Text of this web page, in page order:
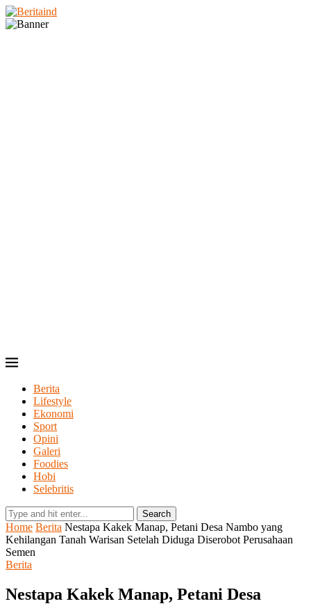
Berita
Lifestyle
Ekonomi
Sport
Opini
Galeri
Foodies
Hobi
Selebritis
Search
Home Berita Nestapa Kakek Manap, Petani Desa Nambo yang
Kehilangan Tanah Warisan Setelah Diduga Diserobot Perusahaan
Semen
Berita
Nestapa Kakek Manap, Petani Desa